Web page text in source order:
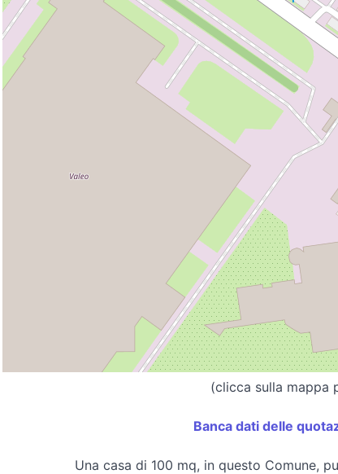
(clicca sulla mappa
Banca dati delle
Una casa di 100 mq, in questo Comune,